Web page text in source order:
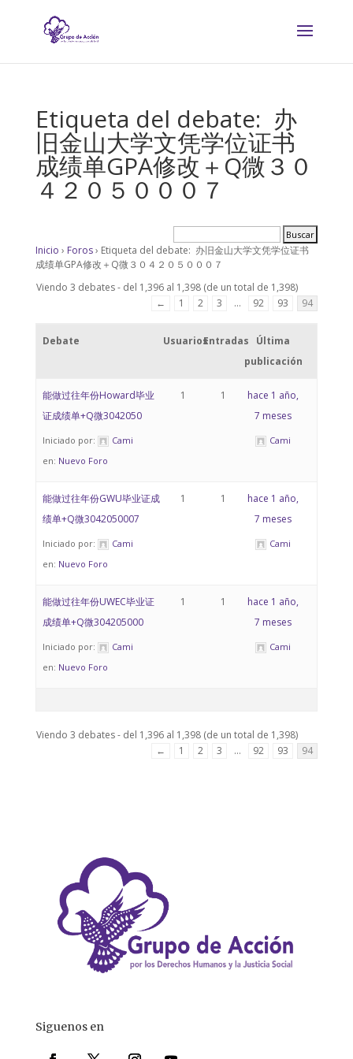
Etiqueta del debate: 办
旧金山大学文凭学位证书
成绩单GPA修改＋Q微３０
４２０５０００７
Inicio › Foros› Etiqueta del debate: 办旧金山大学文凭学位证书
成绩单GPA修改＋Q微３０４２０５０００７
Viendo 3 debates - del 1,396 al 1,398 (de un total de 1,398)
←
1 2 3 … 92 93 94
Debate UsuariosEntradas
Última
publicación
能做过往年份Howard毕业
证成绩单+Q微3042050
Iniciado por:
Cami
en: Nuevo Foro
1 1
hace 1 año,
7 meses
Cami
能做过往年份GWU毕业证成
绩单+Q微3042050007
Iniciado por:
Cami
en: Nuevo Foro
1 1
hace 1 año,
7 meses
Cami
能做过往年份UWEC毕业证
成绩单+Q微304205000
Iniciado por:
Cami
en: Nuevo Foro
1 1
hace 1 año,
7 meses
Cami
Viendo 3 debates - del 1,396 al 1,398 (de un total de 1,398)
←
1 2 3 … 92 93 94
Siguenos en